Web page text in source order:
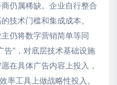
仍属稀缺。企业自行整合
技术门槛和集成成本。
主仍将数字营销简单等同
告”，对底层技术基础设施
在具体广告内容上投入，
率工具上做战略性投入。